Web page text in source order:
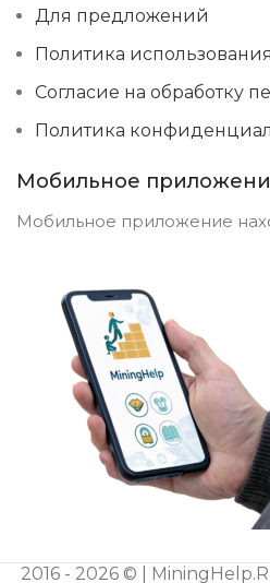
Для предложений
Политика
Согласие на обработку
Политика
Мобильное
Мобильное приложение
2016 - 2026 © |